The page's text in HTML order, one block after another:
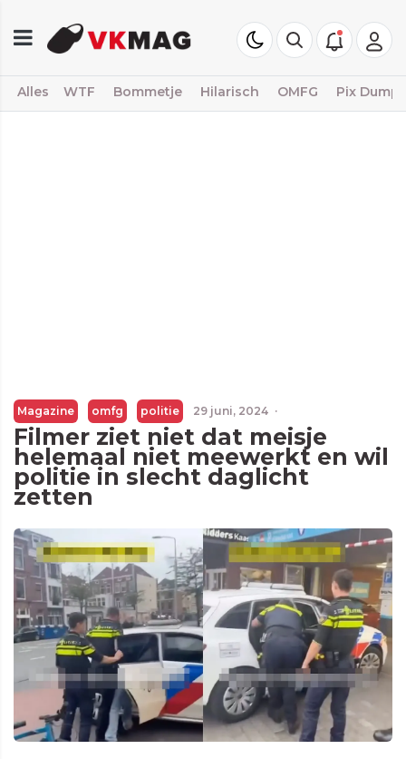
Alles WTF Bommetje Hilarisch OMFG Pix Dump
Magazine omfg politie 29 juni, 2024 ·
Filmer ziet niet dat meisje
helemaal niet meewerkt en wil
politie in slecht daglicht
zetten